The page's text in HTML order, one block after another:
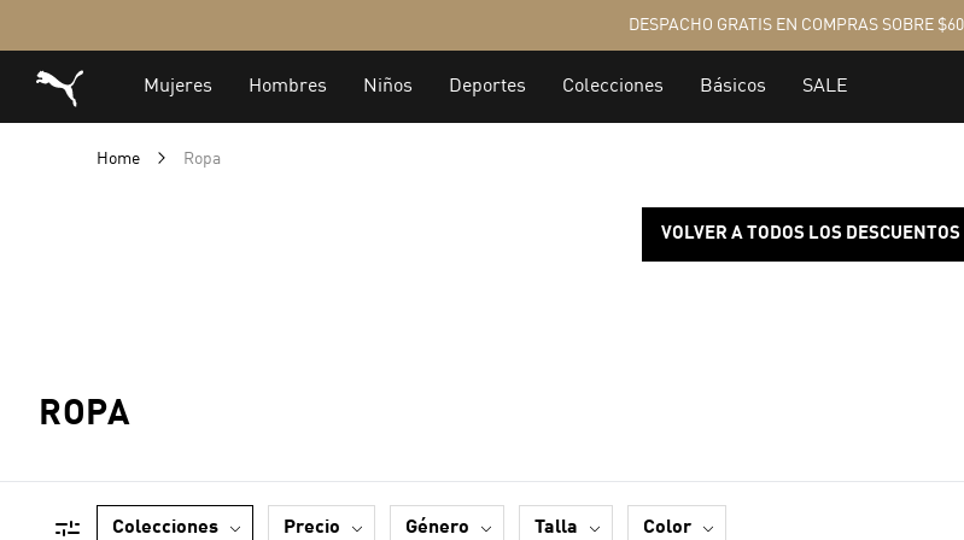
Home Ropa
VOLVER A TODOS LOS DESCUENTOS
ROPA
colecciones precio género talla color